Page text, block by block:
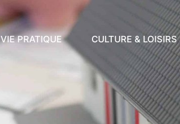
VIE PRATIQUE CULTURE & LOISIRS